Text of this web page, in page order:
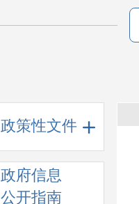
政策性文件
政府信息
公开指南